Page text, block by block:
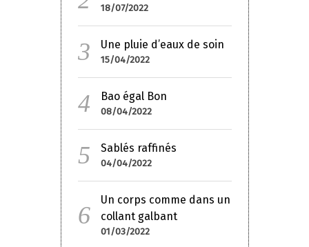
18/07/2022
Une pluie d’eaux de soin
15/04/2022
Bao égal Bon
08/04/2022
Sablés raffinés
04/04/2022
Un corps comme dans un
collant galbant
01/03/2022